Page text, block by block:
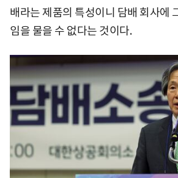
배라는 제품의 특성이니 담배 회사에
임을 물을 수 없다는 것이다.